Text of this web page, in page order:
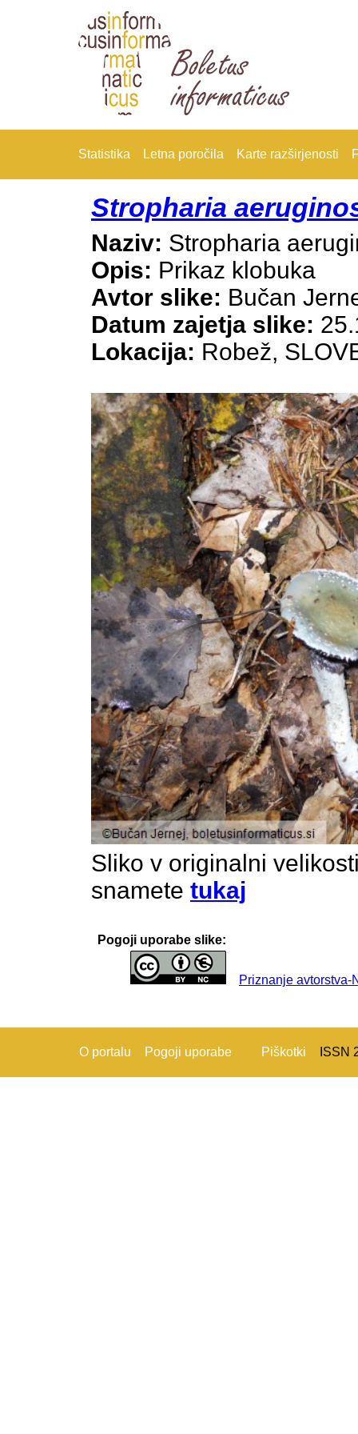
Statistika Letna poročila Karte razširjenosti
Stropharia
Naziv: Stropharia
Opis: Prikaz klobuka
Avtor slike: Bučan
Datum zajetja slike:
Lokacija: Robež,
Sliko v originalni
snamete tukaj
Pogoji uporabe slike:
Priznanje avtorstva-
O portalu Pogoji uporabe Piškotki ISSN